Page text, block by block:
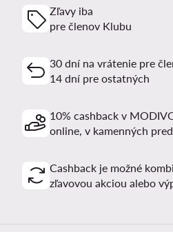
Zľavy iba
pre členov Klubu
30 dní na vrátenie pre
14 dní pre ostatných
10% cashback v
online, v kamenných
Cashback je možné
zľavovou akciou alebo